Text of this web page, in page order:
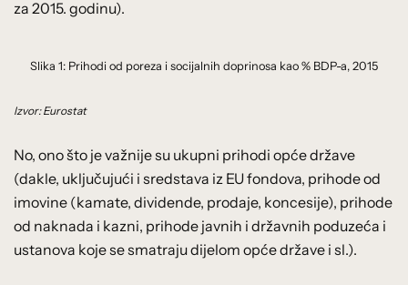
za 2015. godinu).
Slika 1: Prihodi od poreza i socijalnih doprinosa kao % BDP-a, 2015
Izvor: Eurostat
No, ono što je važnije su ukupni prihodi opće države
(dakle, uključujući i sredstava iz EU fondova, prihode od
imovine (kamate, dividende, prodaje, koncesije), prihode
od naknada i kazni, prihode javnih i državnih poduzeća i
ustanova koje se smatraju dijelom opće države i sl.).